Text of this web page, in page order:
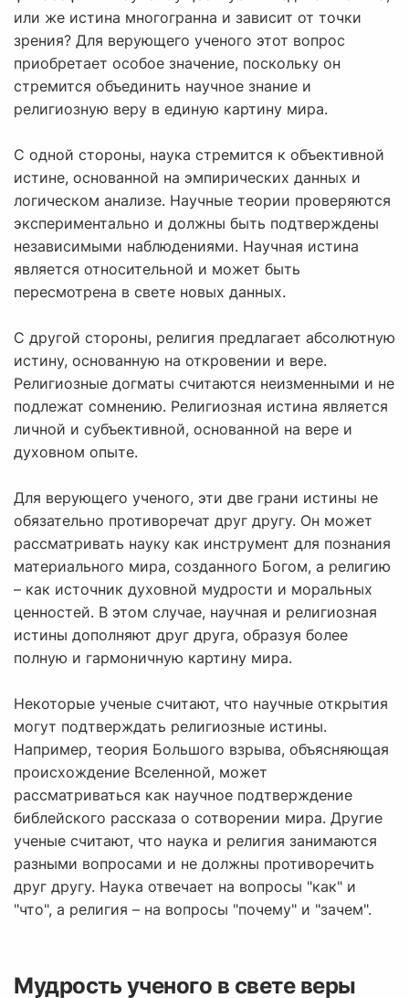
или же истина многогранна и зависит от точки
зрения? Для верующего ученого этот вопрос
приобретает особое значение, поскольку он
стремится объединить научное знание и
религиозную веру в единую картину мира.
С одной стороны, наука стремится к объективной
истине, основанной на эмпирических данных и
логическом анализе. Научные теории проверяются
экспериментально и должны быть подтверждены
независимыми наблюдениями. Научная истина
является относительной и может быть
пересмотрена в свете новых данных.
С другой стороны, религия предлагает абсолютную
истину, основанную на откровении и вере.
Религиозные догматы считаются неизменными и не
подлежат сомнению. Религиозная истина является
личной и субъективной, основанной на вере и
духовном опыте.
Для верующего ученого, эти две грани истины не
обязательно противоречат друг другу. Он может
рассматривать науку как инструмент для познания
материального мира, созданного Богом, а религию
– как источник духовной мудрости и моральных
ценностей. В этом случае, научная и религиозная
истины дополняют друг друга, образуя более
полную и гармоничную картину мира.
Некоторые ученые считают, что научные открытия
могут подтверждать религиозные истины.
Например, теория Большого взрыва, объясняющая
происхождение Вселенной, может
рассматриваться как научное подтверждение
библейского рассказа о сотворении мира. Другие
ученые считают, что наука и религия занимаются
разными вопросами и не должны противоречить
друг другу. Наука отвечает на вопросы "как" и
"что", а религия – на вопросы "почему" и "зачем".
Мудрость ученого в свете веры